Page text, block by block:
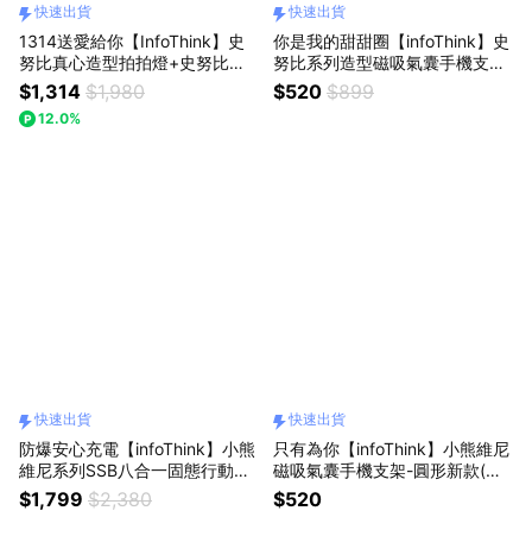
快速出貨
1314送愛給你【InfoThink】史
努比真心造型拍拍燈+史努比飛
行手持製冷風扇各一(快速出貨)
$1,314 $1,980
12.0%
快速出貨
你是我的甜甜圈【infoThink】史
努比系列造型磁吸氣囊手機支架
(巧克力)(快速出貨)
$520 $899
快速出貨
防爆安心充電【infoThink】小熊
維尼系列SSB八合一固態行動電
源(快速出貨)
$1,799 $2,380
快速出貨
只有為你【infoThink】小熊維尼
磁吸氣囊手機支架-圓形新款(快
速出貨)
$520